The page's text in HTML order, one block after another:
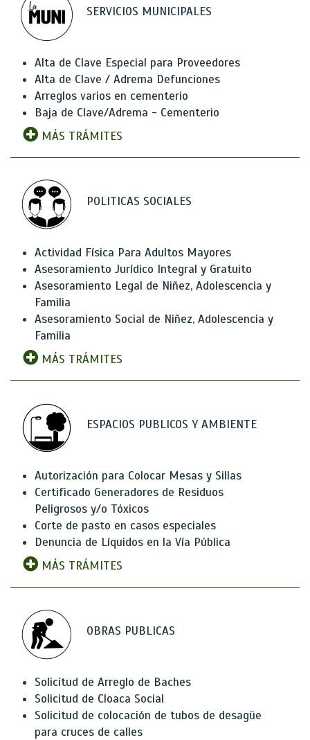
SERVICIOS MUNICIPALES
Alta de Clave Especial para Proveedores
Alta de Clave / Adrema Defunciones
Arreglos varios en cementerio
Baja de Clave/Adrema - Cementerio
MÁS TRÁMITES
POLITICAS SOCIALES
Actividad Física Para Adultos Mayores
Asesoramiento Jurídico Integral y Gratuito
Asesoramiento Legal de Niñez, Adolescencia y
Familia
Asesoramiento Social de Niñez, Adolescencia y
Familia
MÁS TRÁMITES
ESPACIOS PUBLICOS Y AMBIENTE
Autorización para Colocar Mesas y Sillas
Certificado Generadores de Residuos
Peligrosos y/o Tóxicos
Corte de pasto en casos especiales
Denuncia de Líquidos en la Vía Pública
MÁS TRÁMITES
OBRAS PUBLICAS
Solicitud de Arreglo de Baches
Solicitud de Cloaca Social
Solicitud de colocación de tubos de desagüe
para cruces de calles